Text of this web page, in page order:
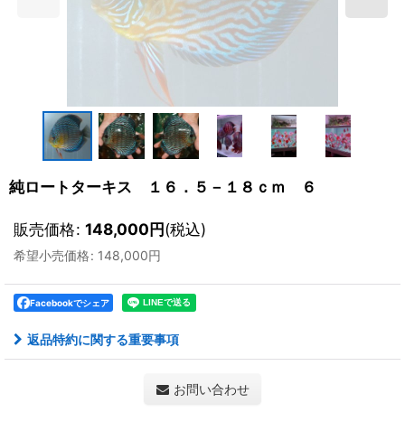
純ロートターキス １６．５－１８ｃｍ ６
販売価格: 148,000円(税込)
希望小売価格: 148,000円
Facebookでシェア
返品特約に関する重要事項
お問い合わせ